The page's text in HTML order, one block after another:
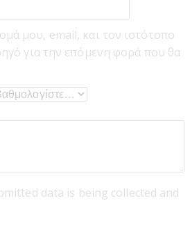
μου, email, και τον ιστότοπο
για την επόμενη φορά που θα
data is being collected and